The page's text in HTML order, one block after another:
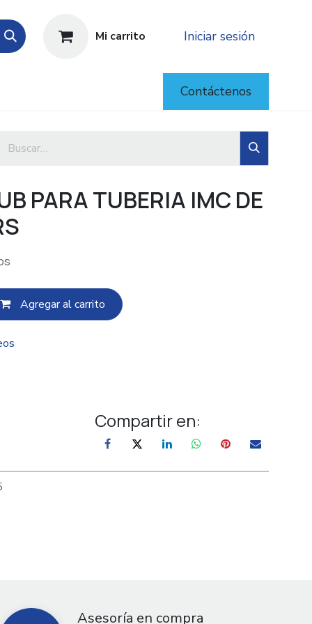
Mi carrito Iniciar sesión
Contáctenos
PARA TUBERIA IMC DE
Agregar al c​​arrito
Compartir en:
Asesoría en compra